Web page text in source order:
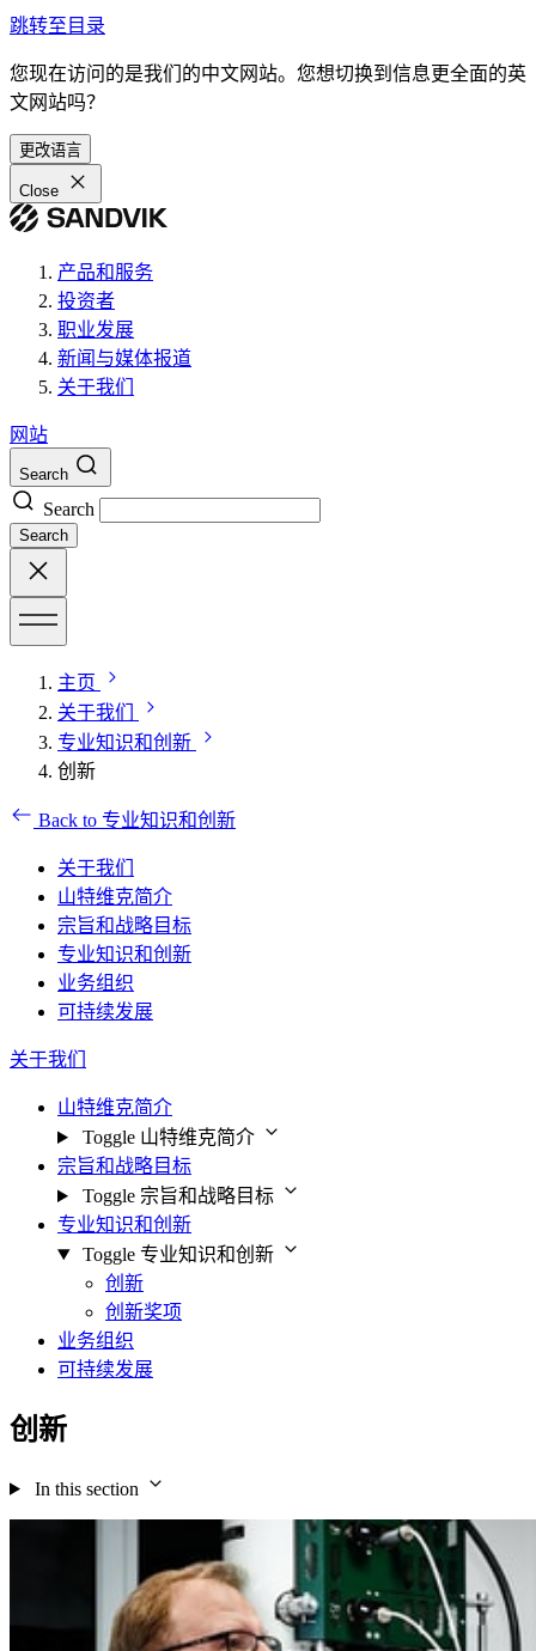
跳转至目录
您现在访问的是我们的中文网站。您想切换到信息更全面的英
文网站吗？
更改语言
Close
产品和服务
投资者
职业发展
新闻与媒体报道
关于我们
网站
Search
Search
Search
主页
关于我们
专业知识和创新
创新
Back to 专业知识和创新
关于我们
山特维克简介
宗旨和战略目标
专业知识和创新
业务组织
可持续发展
关于我们
山特维克简介
Toggle 山特维克简介
宗旨和战略目标
Toggle 宗旨和战略目标
专业知识和创新
Toggle 专业知识和创新
创新
创新奖项
业务组织
可持续发展
创新
In this section